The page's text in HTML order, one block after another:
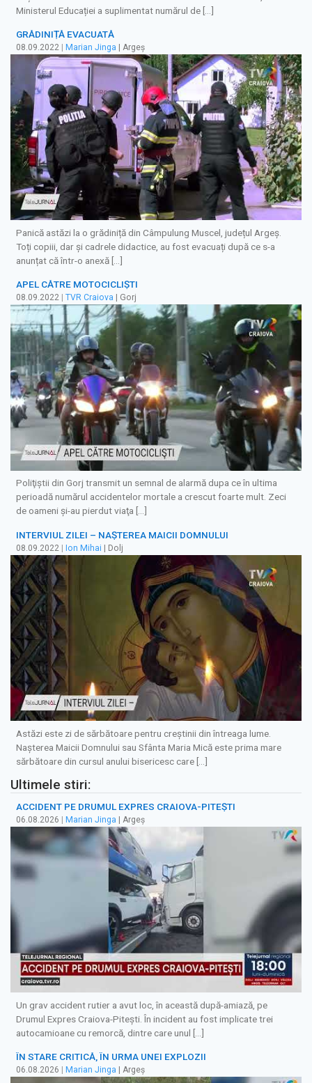
Ministerul Educației a suplimentat numărul de […]
GRĂDINIȚĂ EVACUATĂ
08.09.2022 Marian Jinga | Argeș
Panică astăzi la o grădiniță din Câmpulung Muscel, județul Argeș.
Toți copiii, dar și cadrele didactice, au fost evacuați după ce s-a
anunțat că într-o anexă […]
APEL CĂTRE MOTOCICLIŞTI
08.09.2022 TVR Craiova | Gorj
Poliţiştii din Gorj transmit un semnal de alarmă dupa ce în ultima
perioadă numărul accidentelor mortale a crescut foarte mult. Zeci
de oameni şi-au pierdut viaţa […]
INTERVIUL ZILEI – NAŞTEREA MAICII DOMNULUI
08.09.2022 | Ion Mihai | Dolj
Astăzi este zi de sărbătoare pentru creştinii din întreaga lume.
Naşterea Maicii Domnului sau Sfânta Maria Mică este prima mare
sărbătoare din cursul anului bisericesc care […]
Ultimele stiri:
ACCIDENT PE DRUMUL EXPRES CRAIOVA-PITEȘTI
06.08.2026 | Marian Jinga | Argeș
Un grav accident rutier a avut loc, în această după-amiază, pe
Drumul Expres Craiova-Pitești. În incident au fost implicate trei
autocamioane cu remorcă, dintre care unul […]
ÎN STARE CRITICĂ, ÎN URMA UNEI EXPLOZII
06.08.2026 Marian Jinga | Argeș